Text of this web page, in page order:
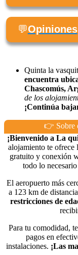
💬Opiniones
Quinta la
encuentra
Chascomús,
de los
¡Continúa
👉 Sobre
¡Bienvenido a La
alojamiento te ofrece
gratuito y conexión
todo lo
El aeropuerto más
a 123 km de
restricciones de
Para tu comodidad,
pagos en
instalaciones. ¡Las